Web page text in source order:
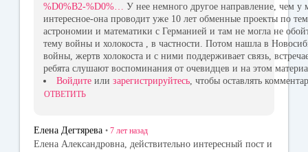
%D0%B2-%D0%…
У нее немного другое направление, чем у
интересное-она проводит уже 10 лет обменные проекты по
астрономии и математики с Германией и там не могла не
тему войны и холокоста , в частности. Потом нашла в
войны, жертв холокоста и с ними поддерживает связь,
ребята слушают воспоминания от очевидцев и на этом
Войдите или зарегистрируйтесь , чтобы оставлять
ОТВЕТИТЬ
Елена Дегтярева • 7 лет назад
Елена Александровна, действительно интересный пост и